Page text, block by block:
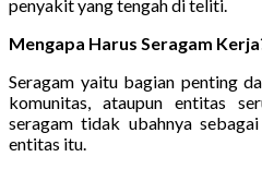
penyakit yang tengah di teliti.
Mengapa Harus Seragam
Seragam yaitu bagian penting
komunitas, ataupun entitas
seragam tidak ubahnya
entitas itu.